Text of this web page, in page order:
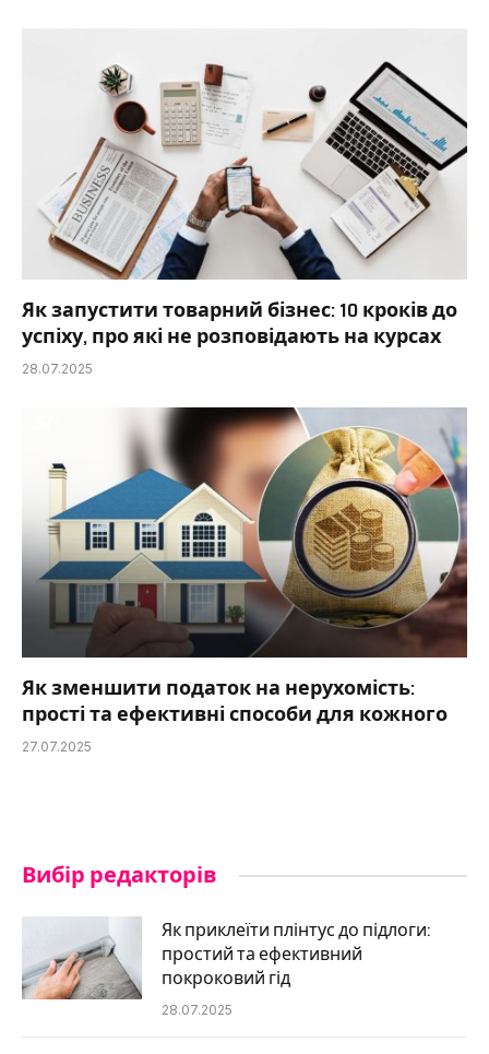
Як запустити товарний бізнес: 10 кроків до
успіху, про які не розповідають на курсах
28.07.2025
Як зменшити податок на нерухомість:
прості та ефективні способи для кожного
27.07.2025
Вибір редакторів
Як приклеїти плінтус до підлоги:
простий та ефективний
покроковий гід
28.07.2025